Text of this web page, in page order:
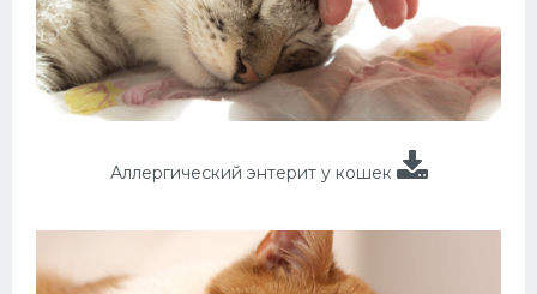
Аллергический энтерит у кошек